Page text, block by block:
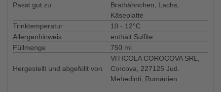
Passt gut zu
Brathähnchen, Lachs,
Käseplatte
Trinktemperatur
10 - 12°C
Allergenhinweis
enthält Sulfite
Füllmenge
750 ml
Hergestellt und abgefüllt von
VITICOLA COROCOVA SRL,
Corcova, 227125 Jud.
Mehedinti, Rumänien